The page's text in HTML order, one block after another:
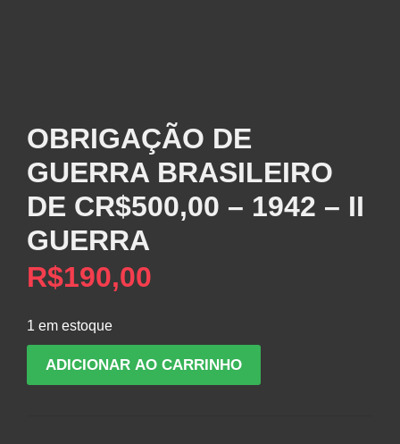
OBRIGAÇÃO DE
GUERRA BRASILEIRO
DE CR$500,00 – 1942 – II
GUERRA
R$190,00
1 em estoque
DE
ADICIONAR AO CARRINHO